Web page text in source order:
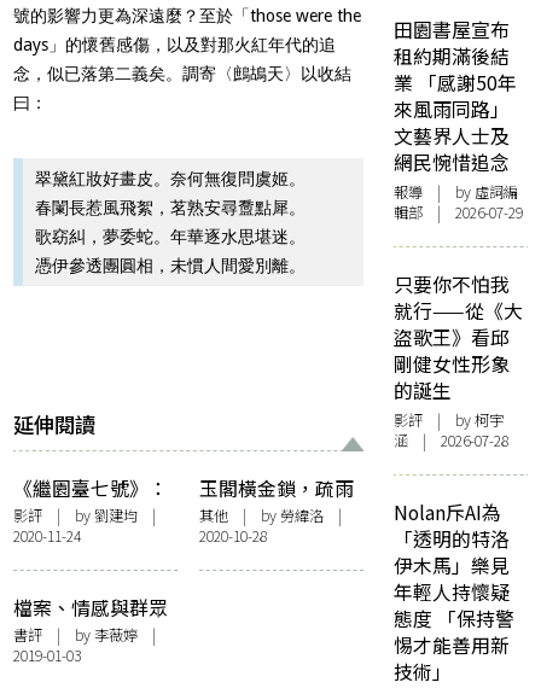
號的影響力更為深遠麼？至於「those were the
days」的懷舊感傷，以及對那火紅年代的追
念，似已落第二義矣。調寄〈鷓鴣天〉以收結
曰：
翠黛紅妝好畫皮。奈何無復問虞姬。
春闌長惹風飛絮，茗熟安尋䀉點犀。
歌窈糾，夢委蛇。年華逐水思堪迷。
憑伊參透團圓相，未慣人間愛別離。
延伸閱讀
《繼園臺七號》：
俗豔和意淫的「影
迷來信」
影評 | by劉建均 |
2020-11-24
玉閣橫金鎖，疏雨
滴圓荷——淺談
《紅樓夢》的幾個
角色
其他| by勞緯洛|
2020-10-28
檔案、情感與群眾
︰《盧麒之死》的
文字與色彩鑲嵌術
書評 | by 李薇婷 |
2019-01-03
田園書屋宣布
租約期滿後結
業 「感謝50年
來風雨同路」
文藝界人士及
網民惋惜追念
報導 | by 虛詞編
輯部 | 2026-07-29
只要你不怕我
就行——從《大
盜歌王》看邱
剛健女性形象
的誕生
影評 | by 柯宇
涵 | 2026-07-28
Nolan斥AI為
「透明的特洛
伊木馬」樂見
年輕人持懷疑
態度 「保持警
惕才能善用新
技術」